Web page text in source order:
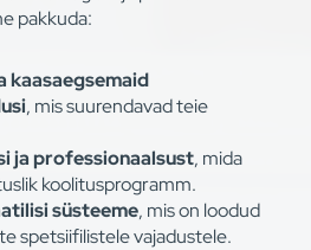
pakkuda:
kaasaegsemaid
, mis suurendavad teie
ja professionaalsust, mida
koolitusprogramm.
süsteeme, mis on loodud
spetsiifilistele vajadustele.